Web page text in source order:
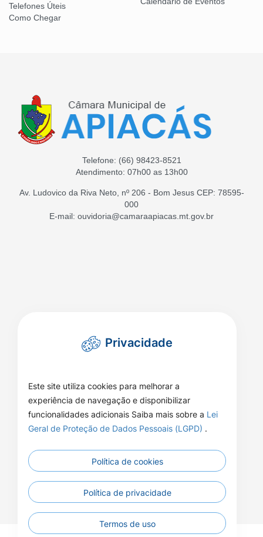
Telefones Úteis
Como Chegar
Telefone: (66) 98423-8521
Atendimento: 07h00 as 13h00
Av. Ludovico da Riva Neto, nº 206 - Bom Jesus CEP: 78595-
000
E-mail: ouvidoria@camaraapiacas.mt.gov.br
Privacidade
Este site utiliza cookies para melhorar a
experiência de navegação e disponibilizar
funcionalidades adicionais Saiba mais sobre a Lei
Geral de Proteção de Dados Pessoais (LGPD) .
Política de cookies
Política de privacidade
Termos de uso